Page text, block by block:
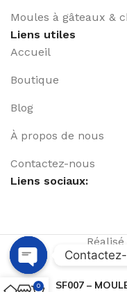
Moules à gâteaux &
Liens utiles
Accueil
Boutique
Blog
À propos de nous
Contactez-nous
Liens sociaux:
SF007 –
0
Open